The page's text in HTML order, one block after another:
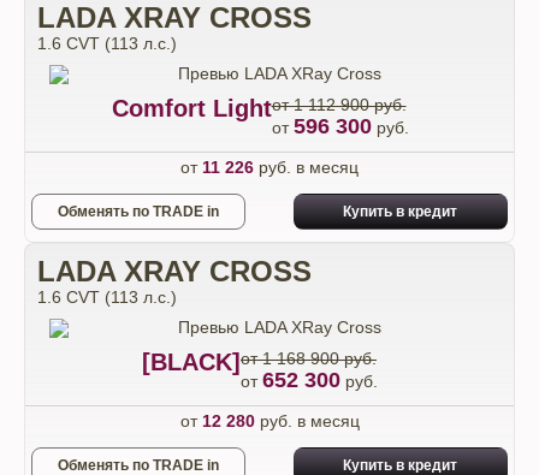
LADA XRAY CROSS
1.6 CVT (113 л.с.)
Comfort Lightот 1 112 900 руб.
от596 300руб.
от 11 226 руб. в месяц
Обменять по TRADE in Купить в кредит
LADA XRAY CROSS
1.6 CVT (113 л.с.)
[BLACK] от 1 168 900 руб.
от652 300 руб.
от 12 280руб. в месяц
Обменять по TRADE in Купить в кредит